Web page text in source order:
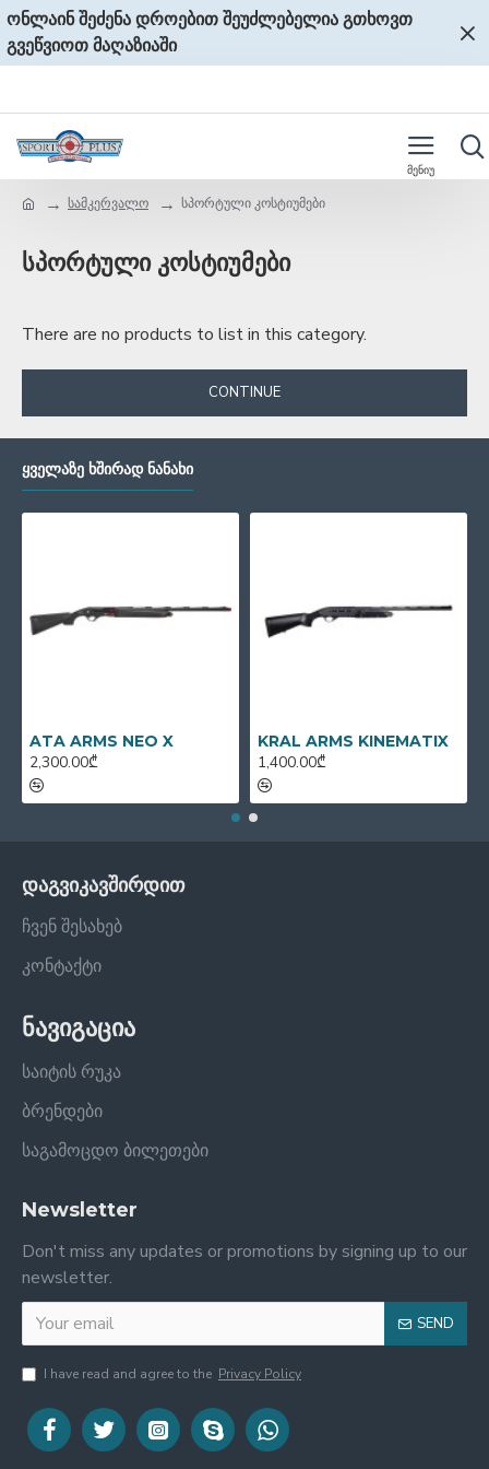
ონლაინ შეძენა დროებით შეუძლებელია გთხოვთ
გვეწვიოთ მაღაზიაში
სამკერვალო სპორტული კოსტიუმები
სპორტული კოსტიუმები
There are no products to list in this category.
CONTINUE
ᲧᲕᲔᲚᲐᲖᲔ ᲮᲨᲘᲠᲐᲓ ᲜᲐᲜᲐᲮᲘ
ATA ARMS NEO X
2,300.00₾
KRAL ARMS KINEMATIX
1,400.00₾
დაგვიკავშირდით
ჩვენ შესახებ
კონტაქტი
ნავიგაცია
საიტის რუკა
ბრენდები
საგამოცდო ბილეთები
Newsletter
Don't miss any updates or promotions by signing up to our
newsletter.
SEND
I have read and agree to the Privacy Policy